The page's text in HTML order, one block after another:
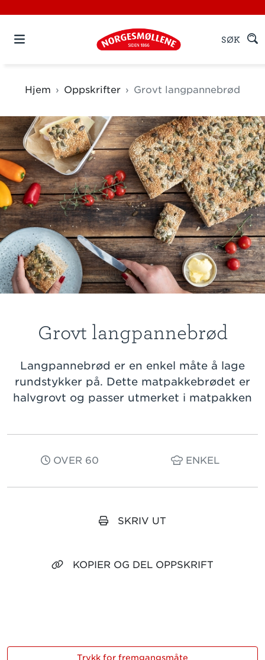
SØK
Hjem Oppskrifter Grovt langpannebrød
Grovt langpannebrød
Langpannebrød er en enkel måte å lage
rundstykker på. Dette matpakkebrødet er
halvgrovt og passer utmerket i matpakken
OVER 60 ENKEL
SKRIV UT
KOPIER OG DEL OPPSKRIFT
Trykk for fremgangsmåte